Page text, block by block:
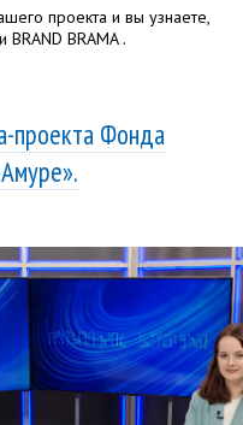
проекта и вы узнаете,
BRAMA .
проекта Фонда